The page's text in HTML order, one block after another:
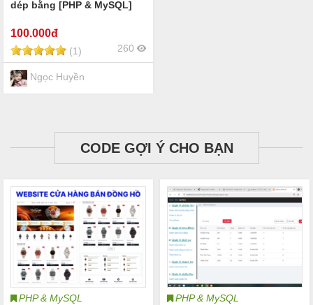
dép bằng [PHP & MySQL]
100.000đ
(1) 260
Ngọc Huyền
CODE GỢI Ý CHO BẠN
PHP & MySQL
PHP & MySQL